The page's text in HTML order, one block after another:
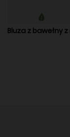
Bluza z bawełny